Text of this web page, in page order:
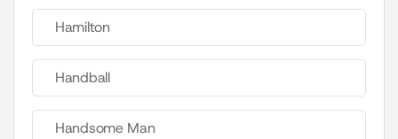
Hamilton
Handball
Handsome Man